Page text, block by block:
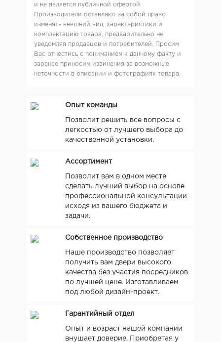
и не является публичной офертой.
Производители оставляют за собой право
изменять внешний вид, характеристики и
комплектацию товара, предварительно не
уведомляя продавцов и потребителей. Просим
Вас отнестись с пониманием к данному факту и
заранее приносим извинения за возможные
неточности в описании и фотографиях товара.
Опыт команды
Позволит решить все вопросы с
легкостью от лучшего выбора до
качественной установки.
Ассортимент
Позволит вам в одном месте
сделать лучший выбор на основе
профессиональной консультации
исходя из вашего бюджета и
задачи.
Собственное производство
Наше производство позволяет
получить вам двери высокого
качества без участия посредников
по лучшей цене. Изготавливаем
под любой дизайн-проект.
Гарантийный отдел
Опыт и возраст нашей компании
внушает доверие. Приобретая у